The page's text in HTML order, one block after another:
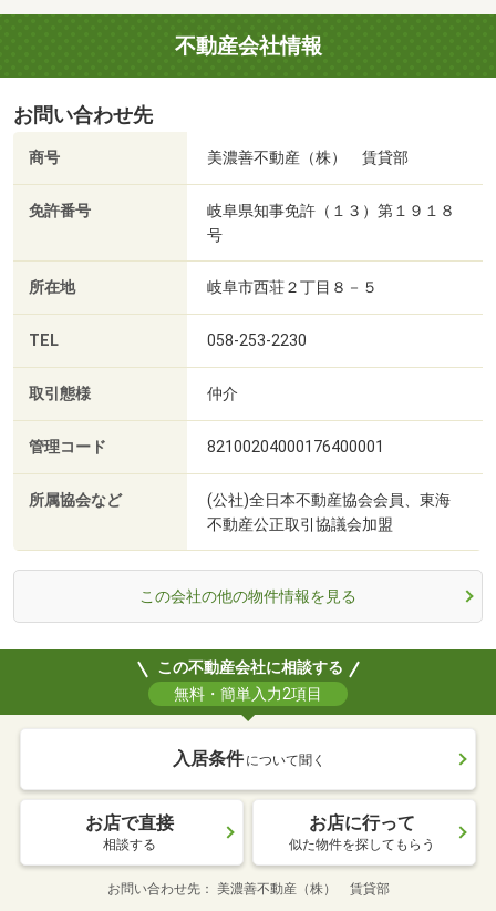
不動産会社情報
お問い合わせ先
商号 美濃善不動産（株） 賃貸部
免許番号
岐阜県知事免許（１３）第１９１８
号
所在地 岐阜市西荘２丁目８－５
TEL 058-253-2230
取引態様 仲介
管理コード 82100204000176400001
所属協会など
(公社)全日本不動産協会会員、東海
不動産公正取引協議会加盟
この会社の他の物件情報を見る
この不動産会社に相談する
無料・簡単入力2項目
入居条件 について聞く
お店で直接
相談する
お店に行って
似た物件を探してもらう
お問い合わせ先 美濃善不動産（株） 賃貸部